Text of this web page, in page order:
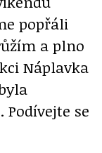
popřáli
a plno
Náplavka
se